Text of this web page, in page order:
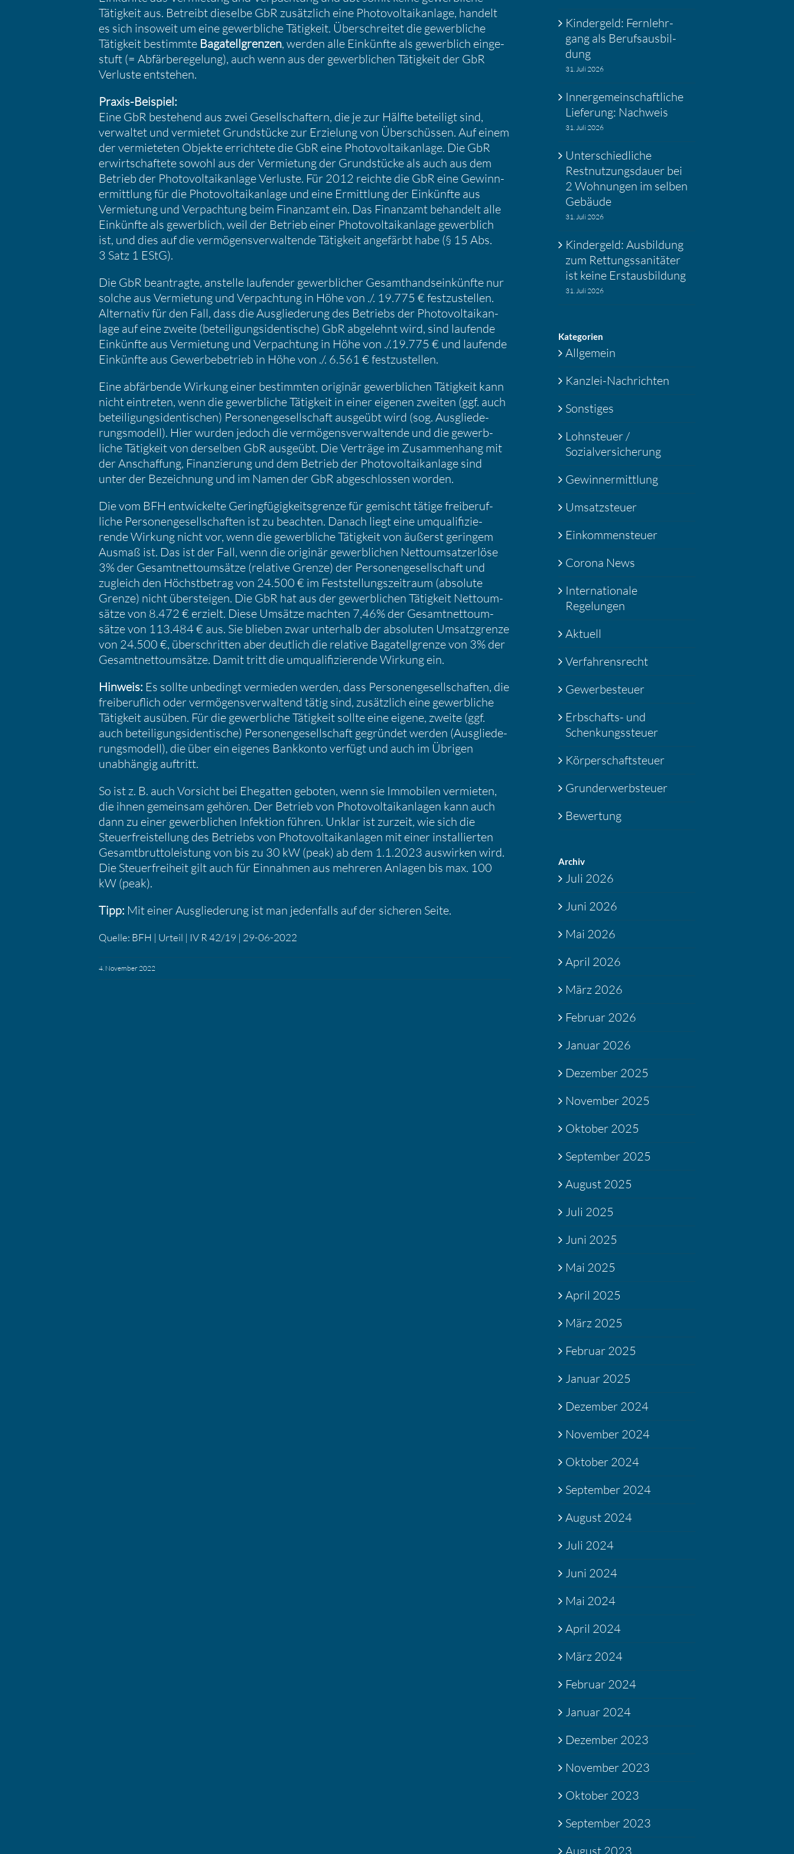
Tätig­keit aus. Betreibt dieselbe GbR zusätz­lich eine Photo­vol­ta­ik­an­lage, handelt
es sich insoweit um eine gewerb­liche Tätig­keit. Überschreitet die gewerb­liche
Tätig­keit bestimmte Bagatell­grenzen, werden alle Einkünfte als gewerb­lich einge­
stuft (= Abfär­be­re­ge­lung), auch wenn aus der gewerb­li­chen Tätig­keit der GbR
Verluste entstehen.
Praxis-Beispiel:
Eine GbR bestehend aus zwei Gesell­schaf­tern, die je zur Hälfte betei­ligt sind,
verwaltet und vermietet Grund­stücke zur Erzie­lung von Überschüssen. Auf einem
der vermie­teten Objekte errich­tete die GbR eine Photo­vol­ta­ik­an­lage. Die GbR
erwirt­schaf­tete sowohl aus der Vermie­tung der Grund­stücke als auch aus dem
Betrieb der Photo­vol­ta­ik­an­lage Verluste. Für 2012 reichte die GbR eine Gewinn­
ermitt­lung für die Photo­vol­ta­ik­an­lage und eine Ermitt­lung der Einkünfte aus
Vermie­tung und Verpach­tung beim Finanzamt ein. Das Finanzamt behan­delt alle
Einkünfte als gewerb­lich, weil der Betrieb einer Photo­vol­ta­ik­an­lage gewerb­lich
ist, und dies auf die vermö­gens­ver­wal­tende Tätig­keit angefärbt habe (§ 15 Abs.
3 Satz 1 EStG).
Die GbR beantragte, anstelle laufender gewerb­li­cher Gesamt­hands­ein­künfte nur
solche aus Vermie­tung und Verpach­tung in Höhe von ./. 19.775 € festzu­stellen.
Alter­nativ für den Fall, dass die Ausglie­de­rung des Betriebs der Photo­vol­ta­ik­an­
lage auf eine zweite (betei­li­gungs­iden­ti­sche) GbR abgelehnt wird, sind laufende
Einkünfte aus Vermie­tung und Verpach­tung in Höhe von ./.19.775 € und laufende
Einkünfte aus Gewer­be­be­trieb in Höhe von ./. 6.561 € festzu­stellen.
Eine abfär­bende Wirkung einer bestimmten originär gewerb­li­chen Tätig­keit kann
nicht eintreten, wenn die gewerb­liche Tätig­keit in einer eigenen zweiten (ggf. auch
betei­li­gungs­iden­ti­schen) Perso­nen­ge­sell­schaft ausgeübt wird (sog. Ausglie­de­
rungs­mo­dell). Hier wurden jedoch die vermö­gens­ver­wal­tende und die gewerb­
liche Tätig­keit von derselben GbR ausgeübt. Die Verträge im Zusam­men­hang mit
der Anschaf­fung, Finan­zie­rung und dem Betrieb der Photo­vol­ta­ik­an­lage sind
unter der Bezeich­nung und im Namen der GbR abgeschlossen worden.
Die vom BFH entwi­ckelte Gering­fü­gig­keits­grenze für gemischt tätige freibe­ruf­
liche Perso­nen­ge­sell­schaften ist zu beachten. Danach liegt eine umqua­li­fi­zie­
rende Wirkung nicht vor, wenn die gewerb­liche Tätig­keit von äußerst geringem
Ausmaß ist. Das ist der Fall, wenn die originär gewerb­li­chen Netto­um­satz­er­löse
3% der Gesamt­net­to­um­sätze (relative Grenze) der Perso­nen­ge­sell­schaft und
zugleich den Höchst­be­trag von 24.500 € im Feststel­lungs­zeit­raum (absolute
Grenze) nicht übersteigen. Die GbR hat aus der gewerb­li­chen Tätig­keit Netto­um­
sätze von 8.472 € erzielt. Diese Umsätze machten 7,46% der Gesamt­net­to­um­
sätze von 113.484 € aus. Sie blieben zwar unter­halb der absoluten Umsatz­grenze
von 24.500 €, überschritten aber deutlich die relative Bagatell­grenze von 3% der
Gesamt­net­to­um­sätze. Damit tritt die umqua­li­fi­zie­rende Wirkung ein.
Hinweis: Es sollte unbedingt vermieden werden, dass Perso­nen­ge­sell­schaften, die
freibe­ruf­lich oder vermö­gens­ver­wal­tend tätig sind, zusätz­lich eine gewerb­liche
Tätig­keit ausüben. Für die gewerb­liche Tätig­keit sollte eine eigene, zweite (ggf.
auch betei­li­gungs­iden­ti­sche) Perso­nen­ge­sell­schaft gegründet werden (Ausglie­de­
rungs­mo­dell), die über ein eigenes Bankkonto verfügt und auch im Übrigen
unabhängig auftritt.
So ist z. B. auch Vorsicht bei Ehegatten geboten, wenn sie Immobilen vermieten,
die ihnen gemeinsam gehören. Der Betrieb von Photo­vol­ta­ik­an­lagen kann auch
dann zu einer gewerb­li­chen Infek­tion führen. Unklar ist zurzeit, wie sich die
Steuer­frei­stel­lung des Betriebs von Photo­vol­ta­ik­an­lagen mit einer instal­lierten
Gesamt­brut­to­leis­tung von bis zu 30 kW (peak) ab dem 1.1.2023 auswirken wird.
Die Steuer­frei­heit gilt auch für Einnahmen aus mehreren Anlagen bis max. 100
kW (peak).
Tipp: Mit einer Ausglie­de­rung ist man jeden­falls auf der sicheren Seite.
Quelle: BFH | Urteil | IV R 42/19 | 29-06-2022
4. November 2022
Kinder­geld: Fernlehr­
gang als Berufs­aus­bil­
dung
31. Juli 2026
Inner­ge­mein­schaft­liche
Liefe­rung: Nachweis
31. Juli 2026
Unter­schied­liche
Restnut­zungs­dauer bei
2 Wohnungen im selben
Gebäude
31. Juli 2026
Kinder­geld: Ausbil­dung
zum Rettungs­sa­ni­täter
ist keine Erstaus­bil­dung
31. Juli 2026
Katego­rien
Allgemein
Kanzlei-Nachrichten
Sonstiges
Lohnsteuer /
Sozialversicherung
Gewinnermittlung
Umsatzsteuer
Einkommensteuer
Corona News
Internationale
Regelungen
Aktuell
Verfahrensrecht
Gewerbesteuer
Erbschafts- und
Schenkungssteuer
Körperschaftsteuer
Grunderwerbsteuer
Bewertung
Archiv
Juli 2026
Juni 2026
Mai 2026
April 2026
März 2026
Februar 2026
Januar 2026
Dezember 2025
November 2025
Oktober 2025
September 2025
August 2025
Juli 2025
Juni 2025
Mai 2025
April 2025
März 2025
Februar 2025
Januar 2025
Dezember 2024
November 2024
Oktober 2024
September 2024
August 2024
Juli 2024
Juni 2024
Mai 2024
April 2024
März 2024
Februar 2024
Januar 2024
Dezember 2023
November 2023
Oktober 2023
September 2023
August 2023